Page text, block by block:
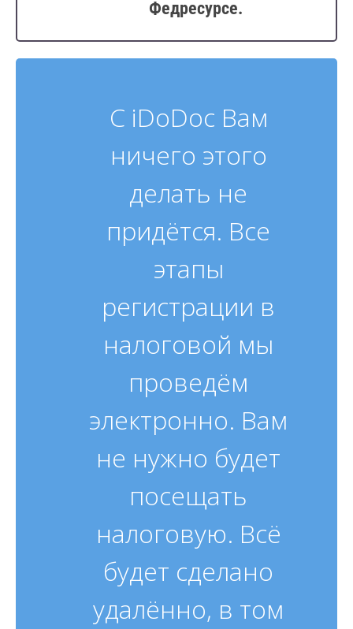
Федресурсе.
С iDoDoc Вам
ничего этого
делать не
придётся. Все
этапы
регистрации в
налоговой мы
проведём
электронно. Вам
не нужно будет
посещать
налоговую. Всё
будет сделано
удалённо, в том